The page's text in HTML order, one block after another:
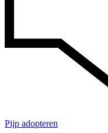
Pijp adopteren